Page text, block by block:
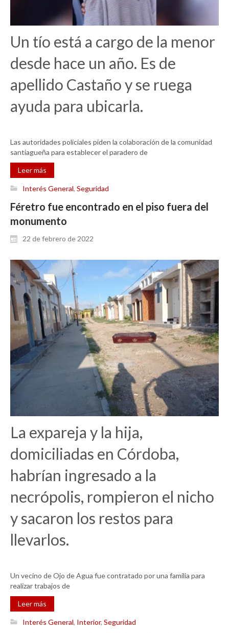
Un tío está a cargo de la menor
desde hace un año. Es de
apellido Castaño y se ruega
ayuda para ubicarla.
Las autoridades policiales piden la colaboración de la comunidad
santiagueña para establecer el paradero de
Leer más
Interés General, Seguridad
Féretro fue encontrado en el piso fuera del
monumento
22 de febrero de 2022
La expareja y la hija,
domiciliadas en Córdoba,
habrían ingresado a la
necrópolis, rompieron el nicho
y sacaron los restos para
llevarlos.
Un vecino de Ojo de Agua fue contratado por una familia para
realizar trabajos de
Leer más
Interés General, Interior, Seguridad